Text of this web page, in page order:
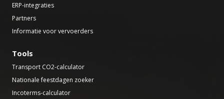
ERP-integraties
Partners
Informatie voor vervoerders
Tools
Transport CO2-calculator
Nationale feestdagen zoeker
Incoterms-calculator